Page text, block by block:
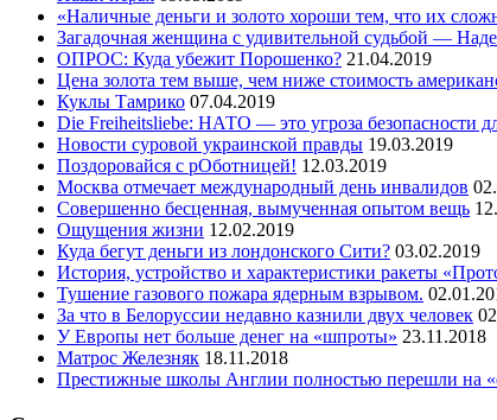
«Наличные деньги и золото хороши тем, что их
Загадочная женщина с удивительной судьбой —
ОПРОС: Куда убежит Порошенко? 21.04.2019
Цена золота тем выше, чем ниже стоимость
Куклы Тамрико 07.04.2019
Die Freiheitsliebe: НАТО — это угроза безопасности
Новости суровой украинской правды 19.03.2019
Поздоровайся с рОботницей! 12.03.2019
Москва отмечает международный день инвалидов
Совершенно бесценная, вымученная опытом вещь
Ощущения жизни 12.02.2019
Куда бегут деньги из лондонского Сити? 03.02.2019
История, устройство и характеристики ракеты
Тушение газового пожара ядерным взрывом.
За что в Белоруссии недавно казнили двух человек
У Европы нет больше денег на «шпроты» 23.11.2018
Матрос Железняк 18.11.2018
Престижные школы Англии полностью перешли на